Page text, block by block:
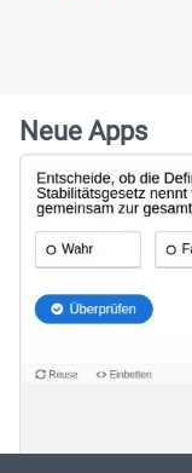
Neue Apps